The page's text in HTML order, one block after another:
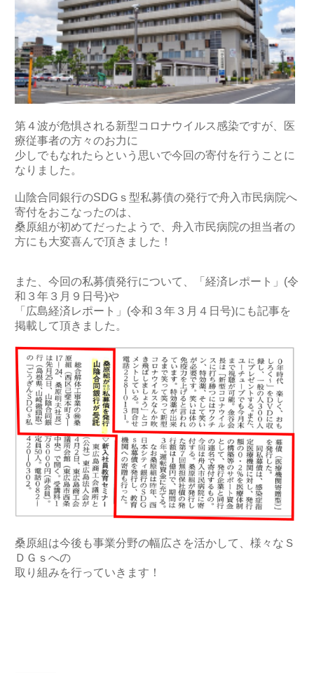
第４波が危惧される新型コロナウイルス感染ですが、医
療従事者の方々のお力に
少しでもなれたらという思いで今回の寄付を行うことに
なりました。
山陰合同銀行のSDGｓ型私募債の発行で舟入市民病院へ
寄付をおこなったのは、
桑原組が初めてだったようで、舟入市民病院の担当者の
方にも大変喜んで頂きました！
また、今回の私募債発行について、「経済レポート」(令
和３年３月９日号)や
「広島経済レポート」(令和３年３月４日号)にも記事を
掲載して頂きました。
桑原組は今後も事業分野の幅広さを活かして、様々なＳ
ＤＧｓへの
取り組みを行っていきます！